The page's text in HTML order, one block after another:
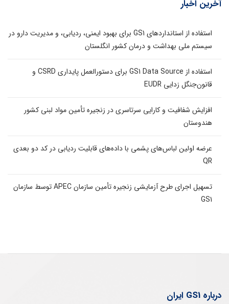
آخرین اخبار
استفاده از استانداردهای GS1 برای بهبود ایمنی، ردیابی، و مدیریت دارو در
سیستم ملی بهداشت و درمان کشور انگلستان
استفاده از GS1 Data Source برای دستورالعمل پایداری CSRD و
قانون‌جنگل زدایی EUDR
افزایش شفافیت و کارایی سرتاسری در زنجیره تأمین مواد لبنی کشور
هندوستان
عرضه اولین لباس‌های پشمی با داده‌های قابلیت ردیابی در کد دو بعدی
QR
تسهیل اجرای طرح آزمایشی زنجیره تأمین سازمان APEC توسط سازمان
GS1
درباره GS1 ایران